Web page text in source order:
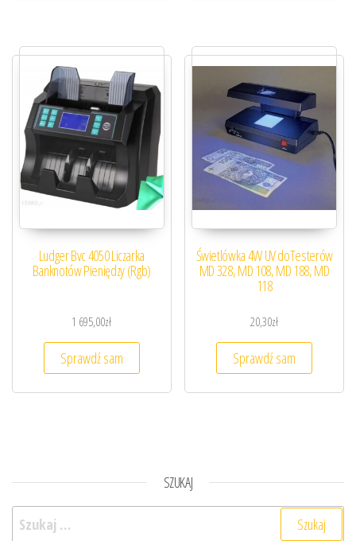
Ludger Bvc 4050 Liczarka
Banknotów Pieniędzy (Rgb)
1 695,00zł
Sprawdź sam
Świetlówka 4W UV doTesterów
MD 328, MD 108, MD 188, MD
118
20,30zł
Sprawdź sam
SZUKAJ
Szukaj: